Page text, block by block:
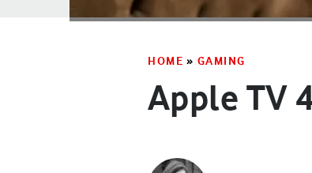
HOME » GAMING
Apple TV